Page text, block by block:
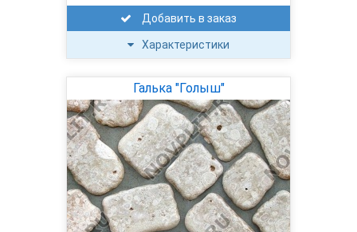
Добавить в заказ
Характеристики
Галька "Голыш"